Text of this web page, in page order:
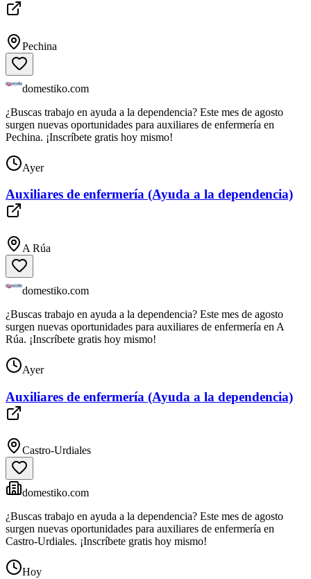
Pechina
domestiko.com
¿Buscas trabajo en ayuda a la dependencia? Este mes de agosto
surgen nuevas oportunidades para auxiliares de enfermería en
Pechina. ¡Inscríbete gratis hoy mismo!
Ayer
Auxiliares de enfermería (Ayuda a la dependencia)
A Rúa
domestiko.com
¿Buscas trabajo en ayuda a la dependencia? Este mes de agosto
surgen nuevas oportunidades para auxiliares de enfermería en A
Rúa. ¡Inscríbete gratis hoy mismo!
Ayer
Auxiliares de enfermería (Ayuda a la dependencia)
Castro-Urdiales
domestiko.com
¿Buscas trabajo en ayuda a la dependencia? Este mes de agosto
surgen nuevas oportunidades para auxiliares de enfermería en
Castro-Urdiales. ¡Inscríbete gratis hoy mismo!
Hoy